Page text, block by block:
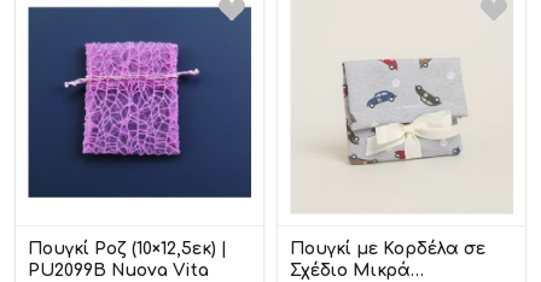
Πουγκί Ροζ (10×12,5εκ) |
PU2099Β Nuova Vita
Πουγκί με Κορδέλα σε
Σχέδιο Μικρά